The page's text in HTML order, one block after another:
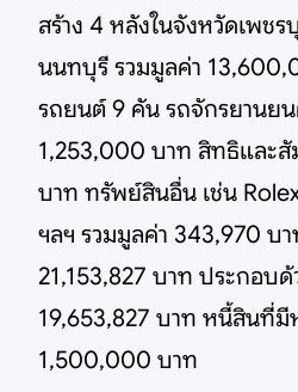
สร้าง 4 หลังในจังหวัดเพชร
นนทบุรี รวมมูลค่า
รถยนต์ 9 คัน รถจักรยานย
1,253,000 บาท สิทธิและ
บาท ทรัพย์สินอื่น เช่น
ฯลฯ รวมมูลค่า 343,970 บ
21,153,827 บาท ประกอบด้
19,653,827 บาท หนี้สินที่
1,500,000 บาท